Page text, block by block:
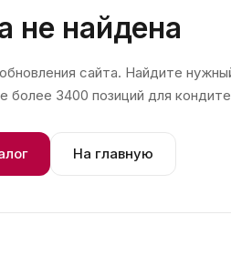
не найдена
сайта. Найдите
более 3400 позиций для
На главную